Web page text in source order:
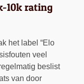
10k rating
het label “Elo
veel
beslist
van door